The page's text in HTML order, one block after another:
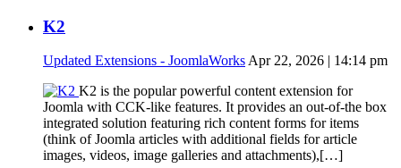
K2
Updated Extensions - JoomlaWorksApr 22, 2026 | 14:14 pm
K2 is the popular powerful content extension for
Joomla with CCK-like features. It provides an out-of-the box
integrated solution featuring rich content forms for items
(think of Joomla articles with additional fields for article
images, videos, image galleries and attachments),[…]